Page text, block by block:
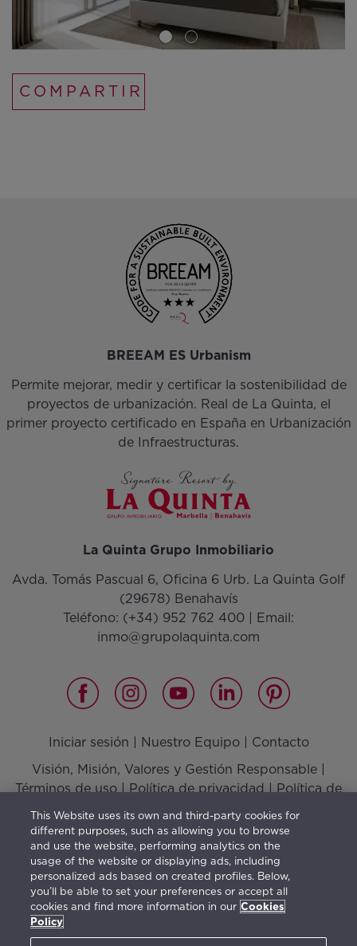
COMPARTIR
BREEAM ES Urbanism
Permite mejorar, medir y certificar la sostenibilidad de
proyectos de urbanización. Real de La Quinta, el
primer proyecto certificado en España en Urbanización
de Infraestructuras.
La Quinta Grupo Inmobiliario
Avda. Tomás Pascual 6, Oficina 6 Urb. La Quinta Golf
(29678) Benahavís
Teléfono: (+34) 952 762 400 | Email:
inmo@grupolaquinta.com
Iniciar sesión Nuestro Equipo| Contacto
Visión, Misión, Valores y Gestión Responsable
Términos de uso
Política de privacidad
Política de
El mobiliario indica una posible distribución y no está
incluido en la venta. La información facilitada con este
contenido es orientativa y de carácter general estando
This Website uses its own and third-party cookies for
different purposes, such as allowing you to browse
and use the website, performing analytics on the
usage of the website or displaying ads, including
personalized ads based on created profiles. Below,
you’ll be able to set your preferences or accept all
cookies and find more information in our Cookies
Policy